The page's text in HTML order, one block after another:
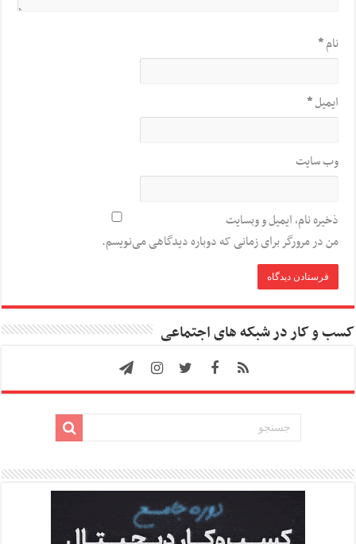
نام*
ایمیل*
وب‌ سایت
ذخیره نام، ایمیل و وبسایت
من در مرورگر برای زمانی که دوباره دیدگاهی می‌نویسم.
کسب و کار در شبکه های اجتماعی